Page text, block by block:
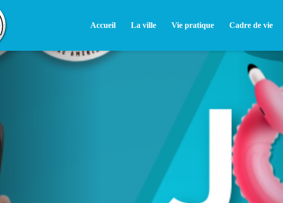
Accueil La ville Vie pratique Cadre de vie